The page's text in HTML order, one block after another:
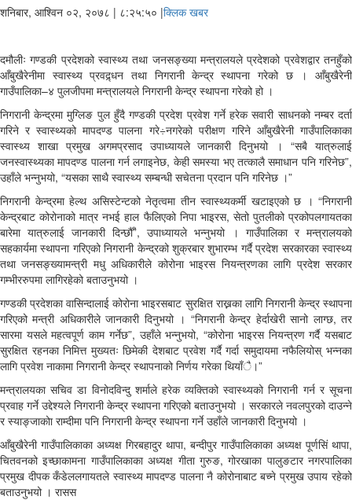
शनिबार, आश्विन ०२, २०७८ | ८:२५:५० |क्लिक खबर
दमौलीः गण्डकी प्रदेशको स्वास्थ्य तथा जनसङ्ख्या मन्त्रालयले प्रदेशको प्रवेशद्वार तनहुँको
आँबुखैरेनीमा स्वास्थ्य प्रवद्र्धन तथा निगरानी केन्द्र स्थापना गरेको छ । आँबुखैरेनी
गाउँपालिका–४ पुलजीपमा मन्त्रालयले निगरानी केन्द्र स्थापना गरेको हो ।
निगरानी केन्द्रमा मुग्लिङ पुल हुँदै गण्डकी प्रदेश प्रवेश गर्ने हरेक सवारी साधनको नम्बर दर्ता
गरिने र स्वास्थ्यको मापदण्ड पालना गरे÷नगरेको परीक्षण गरिने आँबुखैरेनी गाउँपालिकाका
स्वास्थ्य शाखा प्रमुख अगमप्रसाद उपाध्यायले जानकारी दिनुभयो । “सबै यात्रुलाई
जनस्वास्थ्यका मापदण्ड पालना गर्न लगाइनेछ, केही समस्या भए तत्कालै समाधान पनि गरिनेछ”,
उहाँले भन्नुभयो, “यसका साथै स्वास्थ्य सम्बन्धी सचेतना प्रदान पनि गरिनेछ ।”
निगरानी केन्द्रमा हेल्थ असिस्टेन्टको नेतृत्वमा तीन स्वास्थ्यकर्मी खटाइएको छ । “निगरानी
केन्द्रबाट कोरोनाको मात्र नभई हाल फैलिएको निपा भाइरस, सेतो पुतलीको प्रकोपलगायतका
बारेमा यात्रुलाई जानकारी दिन्छौँ”, उपाध्यायले भन्नुभयो । गाउँपालिका र मन्त्रालयको
सहकार्यमा स्थापना गरिएको निगरानी केन्द्रको शुक्रबार शुभारम्भ गर्दै प्रदेश सरकारका स्वास्थ्य
तथा जनसङ्ख्यामन्त्री मधु अधिकारीले कोरोना भाइरस नियन्त्रणका लागि प्रदेश सरकार
गम्भीररुपमा लागिरहेको बताउनुभयो ।
गण्डकी प्रदेशका वासिन्दालाई कोरोना भाइरसबाट सुरक्षित राख्नका लागि निगरानी केन्द्र स्थापना
गरिएको मन्त्री अधिकारीले जानकारी दिनुभयो । “निगरानी केन्द्र हेर्दाखेरी सानो लाग्छ, तर
सारमा यसले महत्वपूर्ण काम गर्नेछ”, उहाँले भन्नुभयो, “कोरोना भाइरस नियन्त्रण गर्दै यसबाट
सुरक्षित रहनका निमित्त मुख्यतः छिमेकी देशबाट प्रवेश गर्दै गर्दा समुदायमा नफैलियोस् भन्नका
लागि प्रवेश नाकामा निगरानी केन्द्र स्थापनाको निर्णय गरेका थियाँै।”
मन्त्रालयका सचिव डा विनोदविन्दु शर्माले हरेक व्यक्तिको स्वास्थ्यको निगरानी गर्न र सूचना
प्रवाह गर्ने उद्देश्यले निगरानी केन्द्र स्थापना गरिएको बताउनुभयो । सरकारले नवलपुरको दाउन्ने
र स्याङ्जाकोा राम्दीमा पनि निगरानी केन्द्र स्थापना गर्ने उहाँले जानकारी दिनुभयो ।
आँबुखैरेनी गाउँपालिकाका अध्यक्ष गिरबहादुर थापा, बन्दीपुर गाउँपालिकाका अध्यक्ष पूर्णसिं थापा,
चितवनको इच्छाकामना गाउँपालिकाका अध्यक्ष गीता गुरुङ, गोरखाका पालुङटार नगरपालिका
प्रमुख दीपक कँडेललगायतले स्वास्थ्य मापदण्ड पालना नै कोरोनाबाट बच्ने प्रमुख उपाय रहेको
बताउनुभयो । रासस